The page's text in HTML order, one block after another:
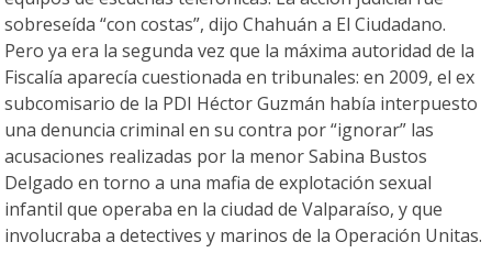
sobreseída “con costas”, dijo Chahuán a El Ciudadano.
Pero ya era la segunda vez que la máxima autoridad de la
Fiscalía aparecía cuestionada en tribunales: en 2009, el ex
subcomisario de la PDI Héctor Guzmán había interpuesto
una denuncia criminal en su contra por “ignorar” las
acusaciones realizadas por la menor Sabina Bustos
Delgado en torno a una mafia de explotación sexual
infantil que operaba en la ciudad de Valparaíso, y que
involucraba a detectives y marinos de la Operación Unitas.